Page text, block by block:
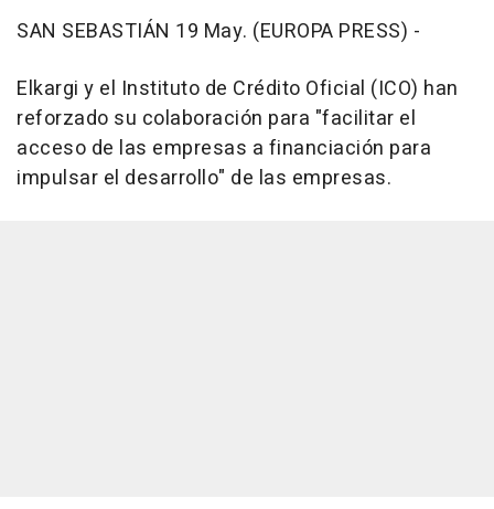
SAN SEBASTIÁN 19 May. (EUROPA PRESS) -
Elkargi y el Instituto de Crédito Oficial (ICO) han
reforzado su colaboración para "facilitar el
acceso de las empresas a financiación para
impulsar el desarrollo" de las empresas.